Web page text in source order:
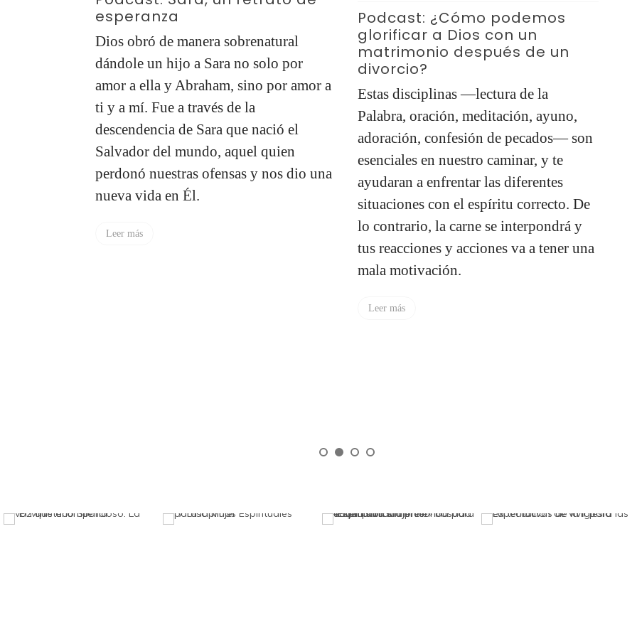
esperanza
Dios obró de manera sobrenatural
dándole un hijo a Sara no solo por
amor a ella y Abraham, sino por amor a
ti y a mí. Fue a través de la
descendencia de Sara que nació el
Salvador del mundo, aquel quien
perdonó nuestras ofensas y nos dio una
nueva vida en Él.
Leer más
Podcast: ¿Cómo podemos
glorificar a Dios con un
matrimonio después de un
divorcio?
Estas disciplinas —lectura de la
Palabra, oración, meditación, ayuno,
adoración, confesión de pecados— son
esenciales en nuestro caminar, y te
ayudaran a enfrentar las diferentes
situaciones con el espíritu correcto. De
lo contrario, la carne se interpondrá y
tus reacciones y acciones va a tener una
mala motivación.
Leer más